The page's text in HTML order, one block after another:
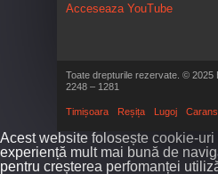
Acceseaza YouTube
Toate drepturile rezervate. © 2025
2248 – 1281
Timișoara Reșița Lugoj
Acest website folosește cookie-
experiență mult mai bună de
pentru creșterea perfomanței